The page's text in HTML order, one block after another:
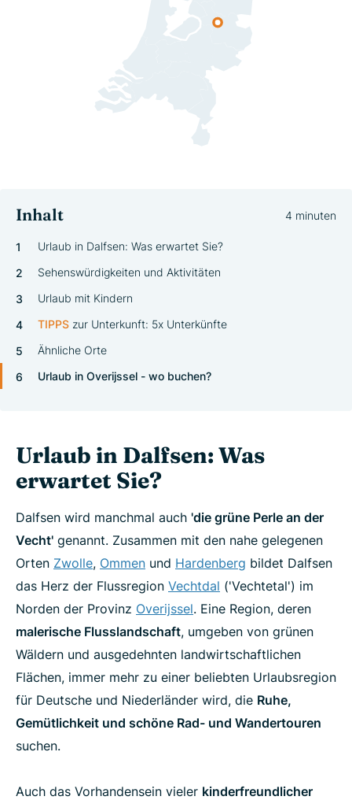
4 minuten
Inhalt
Urlaub in Dalfsen: Was erwartet Sie?
Sehenswürdigkeiten und Aktivitäten
Urlaub mit Kindern
TIPPS zur Unterkunft: 5x Unterkünfte
Ähnliche Orte
Urlaub in Overijssel - wo buchen?
Urlaub in Dalfsen: Was
erwartet Sie?
Dalfsen wird manchmal auch 'die grüne Perle an der
Vecht' genannt. Zusammen mit den nahe gelegenen
Orten Zwolle, Ommen und Hardenberg bildet Dalfsen
das Herz der Flussregion Vechtdal ('Vechtetal') im
Norden der Provinz Overijssel. Eine Region, deren
malerische Flusslandschaft, umgeben von grünen
Wäldern und ausgedehnten landwirtschaftlichen
Flächen, immer mehr zu einer beliebten Urlaubsregion
für Deutsche und Niederländer wird, die Ruhe,
Gemütlichkeit und schöne Rad- und Wandertouren
suchen.
Auch das Vorhandensein vieler kinderfreundlicher